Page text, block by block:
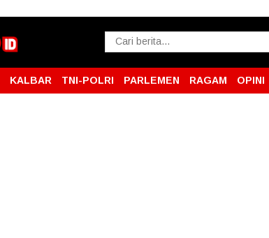
KALBAR TNI-POLRI PARLEMEN RAGAM OPINI